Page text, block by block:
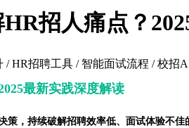
招人痛点？
/ HR招聘工具 / 智能面试流程 / 校招
最新实践深度解读
策，持续破解招聘效率低、面试体验不佳